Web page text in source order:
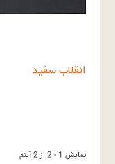
انقلاب سفید
نمایش 1 - 2 از 2 آیتم